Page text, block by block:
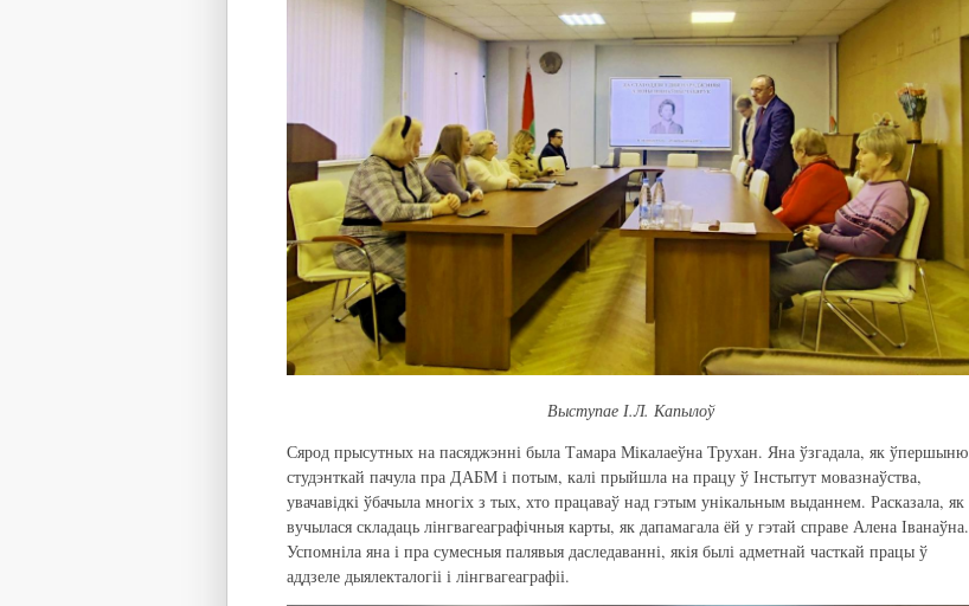
Выступае І.Л. Капылоў
Сярод прысутных на пасяджэнні была Тамара Мікалаеўна Трухан. Яна ўзгадала, як ўпершыню
студэнткай пачула пра ДАБМ і потым, калі прыйшла на працу ў Інстытут мовазнаўства,
увачавідкі ўбачыла многіх з тых, хто працаваў над гэтым унікальным выданнем. Расказала, як
вучылася складаць лінгвагеаграфічныя карты, як дапамагала ёй у гэтай справе Алена Іванаўна.
Успомніла яна і пра сумесныя палявыя даследаванні, якія былі адметнай часткай працы ў
аддзеле дыялекталогіі і лінгвагеаграфіі.